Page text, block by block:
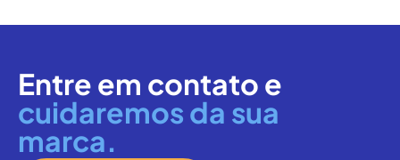
Entre em contato e
cuidaremos da sua
marca.